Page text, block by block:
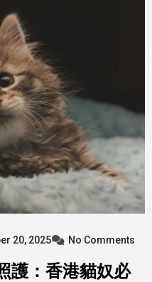
20, 2025 No Comments
護：香港貓奴必